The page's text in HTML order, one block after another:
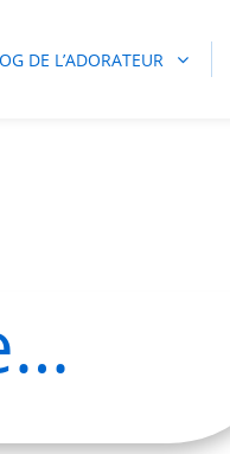
DE L’ADORATEUR